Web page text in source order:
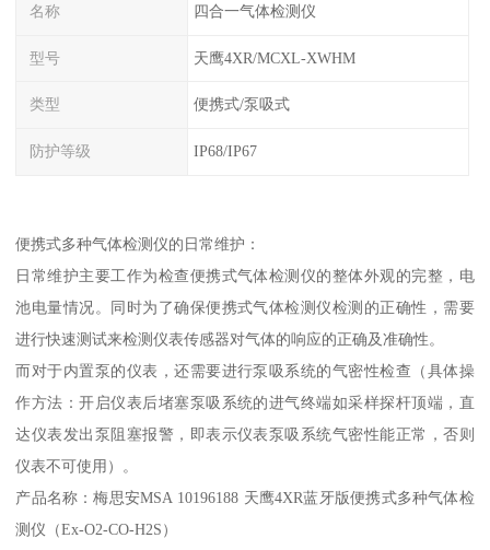
名称 四合一气体检测仪
型号 天鹰4XR/MCXL-XWHM
类型 便携式/泵吸式
防护等级 IP68/IP67
便携式多种气体检测仪的日常维护：
日常维护主要工作为检查便携式气体检测仪的整体外观的完整，电
池电量情况。同时为了确保便携式气体检测仪检测的正确性，需要
进行快速测试来检测仪表传感器对气体的响应的正确及准确性。
而对于内置泵的仪表，还需要进行泵吸系统的气密性检查（具体操
作方法：开启仪表后堵塞泵吸系统的进气终端如采样探杆顶端，直
达仪表发出泵阻塞报警，即表示仪表泵吸系统气密性能正常，否则
仪表不可使用）。
产品名称：梅思安MSA 10196188 天鹰4XR蓝牙版便携式多种气体检
测仪（Ex-O2-CO-H2S）